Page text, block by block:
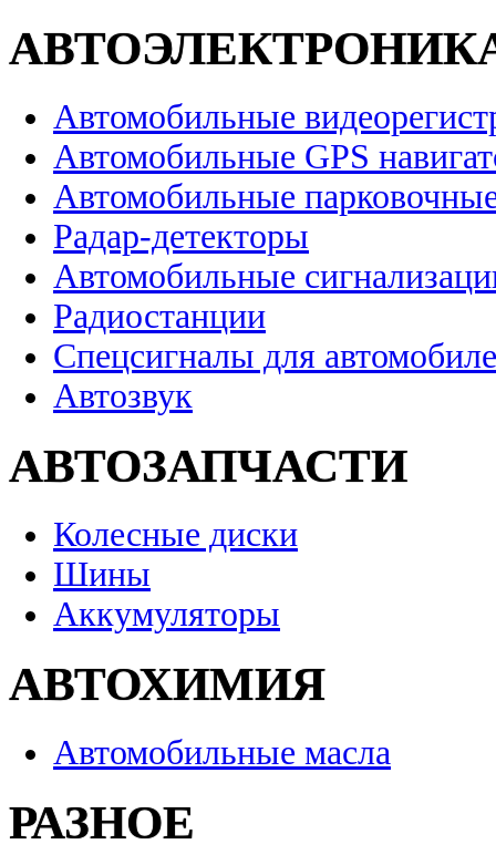
Автомобильные
Автомобильные GPS
Автомобильные
Радар-детекторы
Автомобильные
Радиостанции
Спецсигналы для
Автозвук
АВТОЗАПЧАСТИ
Колесные диски
Шины
Аккумуляторы
АВТОХИМИЯ
Автомобильные масла
РАЗНОЕ